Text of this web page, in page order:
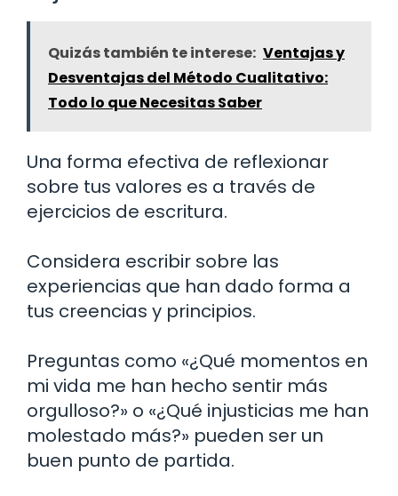
Quizás también te interese: Ventajas y
Desventajas del Método Cualitativo:
Todo lo que Necesitas Saber
Una forma efectiva de reflexionar
sobre tus valores es a través de
ejercicios de escritura.
Considera escribir sobre las
experiencias que han dado forma a
tus creencias y principios.
Preguntas como «¿Qué momentos en
mi vida me han hecho sentir más
orgulloso?» o «¿Qué injusticias me han
molestado más?» pueden ser un
buen punto de partida.